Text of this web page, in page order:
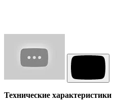
Технические характеристики